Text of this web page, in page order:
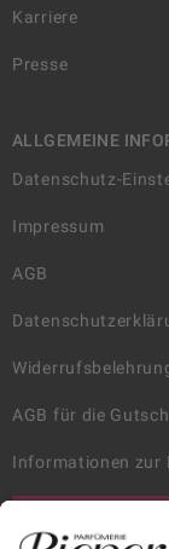
Karriere
Presse
ALLGEMEINE
Datenschutz-
Impressum
AGB
AGB für die
Informationen zur